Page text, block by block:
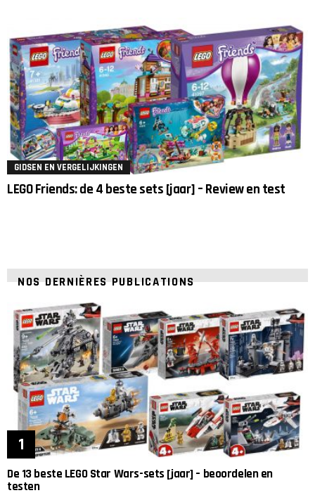
GIDSEN EN VERGELIJKINGEN
LEGO Friends: de 4 beste sets [jaar] – Review en test
NOS DERNIÈRES PUBLICATIONS
De 13 beste LEGO Star Wars-sets [jaar] – beoordelen en
testen